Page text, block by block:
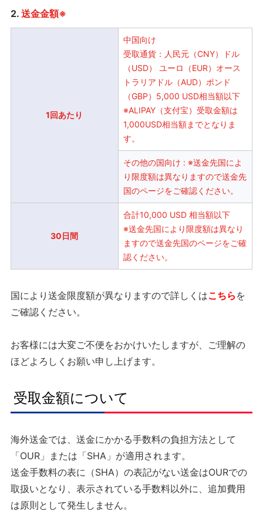
2. 送金金額※
1回あたり
中国向け
受取通貨：人民元（CNY）ドル
（USD） ユーロ（EUR）オース
トラリアドル（AUD）ポンド
（GBP）5,000 USD相当額以下
※ALIPAY（支付宝）受取金額は
1,000USD相当額までとなりま
す。
その他の国向け : ※送金先国によ
り限度額は異なりますので送金先
国のページをご確認ください。
30日間
合計10,000 USD 相当額以下
※送金先国により限度額は異なり
ますので送金先国のページをご確
認ください。
国により送金限度額が異なりますので詳しくはこちら を
ご確認ください。
お客様には大変ご不便をおかけいたしますが、ご理解の
ほどよろしくお願い申し上げます。
受取金額について
海外送金では、送金にかかる手数料の負担方法として
「OUR」または「SHA」が適用されます。
送金手数料の表に（SHA）の表記がない送金はOURでの
取扱いとなり、表示されている手数料以外に、追加費用
は原則として発生しません。